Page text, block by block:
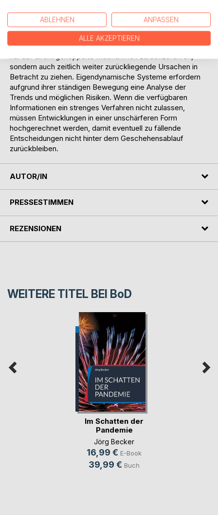
Differenzierung zwischen Ursachen und Wirkungen birgt
die Gefahr von Fehlinterpretationen. Daraus folgt die
Aufforderung, bei Entscheidungen immer ein breites
Umfeld im Auge zu behalten und aktuelle Ereignisse nicht
sondern auch zeitlich weiter zurückliegende Ursachen in
Betracht zu ziehen. Eigendynamische Systeme erfordern
aufgrund ihrer ständigen Bewegung eine Analyse der
Trends und möglichen Risiken. Wenn die verfügbaren
Informationen ein strenges Verfahren nicht zulassen,
müssen Entwicklungen in einer unschärferen Form
hochgerechnet werden, damit eventuell zu fällende
Entscheidungen nicht hinter dem Geschehensablauf
zurückbleiben.
AUTOR/IN
PRESSESTIMMEN
REZENSIONEN
WEITERE TITEL BEI BoD
Im Schatten der
Pandemie
Jörg Becker
16,99 € E-Book
39,99 € Buch
ABLEHNEN ANPASSEN
ALLE AKZEPTIEREN